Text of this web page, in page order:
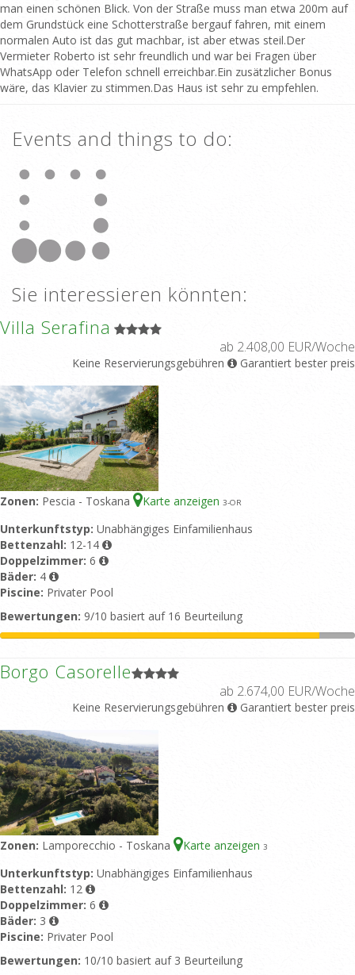
man einen schönen Blick. Von der Straße muss man etwa 200m auf
dem Grundstück eine Schotterstraße bergauf fahren, mit einem
normalen Auto ist das gut machbar, ist aber etwas steil.Der
Vermieter Roberto ist sehr freundlich und war bei Fragen über
WhatsApp oder Telefon schnell erreichbar.Ein zusätzlicher Bonus
wäre, das Klavier zu stimmen.Das Haus ist sehr zu empfehlen.
Events and things to do:
Sie interessieren könnten:
Villa Serafina
ab 2.408,00 EUR/Woche
Keine Reservierungsgebühren Garantiert bester preis
Zonen: Pescia - Toskana Karte anzeigen 3-OR
Unterkunftstyp: Unabhängiges Einfamilienhaus
Bettenzahl: 12-14
Doppelzimmer: 6
Bäder: 4
Piscine: Privater Pool
Bewertungen: 9/10 basiert auf 16 Beurteilung
Borgo Casorelle
ab 2.674,00 EUR/Woche
Keine Reservierungsgebühren Garantiert bester preis
Zonen: Lamporecchio - Toskana Karte anzeigen 3
Unterkunftstyp: Unabhängiges Einfamilienhaus
Bettenzahl: 12
Doppelzimmer: 6
Bäder: 3
Piscine: Privater Pool
Bewertungen: 10/10 basiert auf 3 Beurteilung